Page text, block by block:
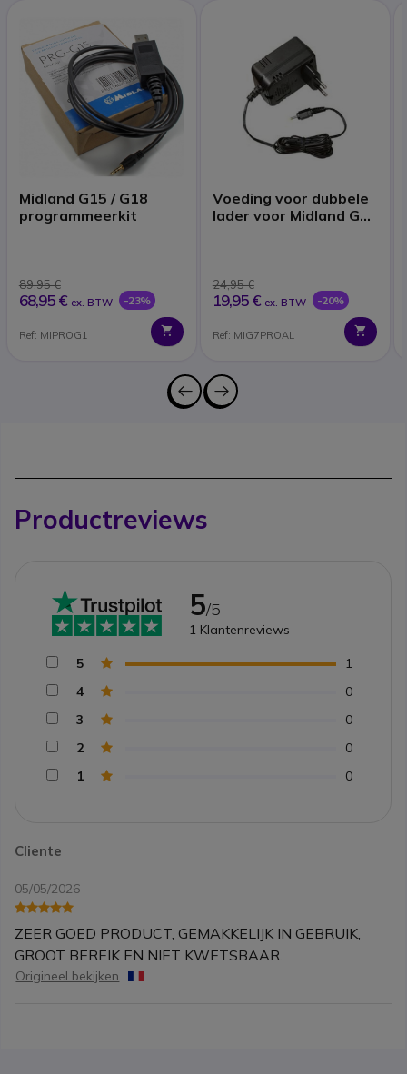
Midland G15 / G18
programmeerkit
89,95 €
68,95 € ex. BTW -23%
Ref: MIPROG1
Voeding voor dubbele
lader voor Midland G7
24,95 €
19,95 € ex. BTW -20%
Ref: MIG7PROAL
Productreviews
Cliente
05/05/2026
ZEER GOED PRODUCT, GEMAKKELIJK IN GEBRUIK,
GROOT BEREIK EN NIET KWETSBAAR.
Origineel bekijken
5/5
1 Klantenreviews
5
1
4
0
3
0
2
0
1
0